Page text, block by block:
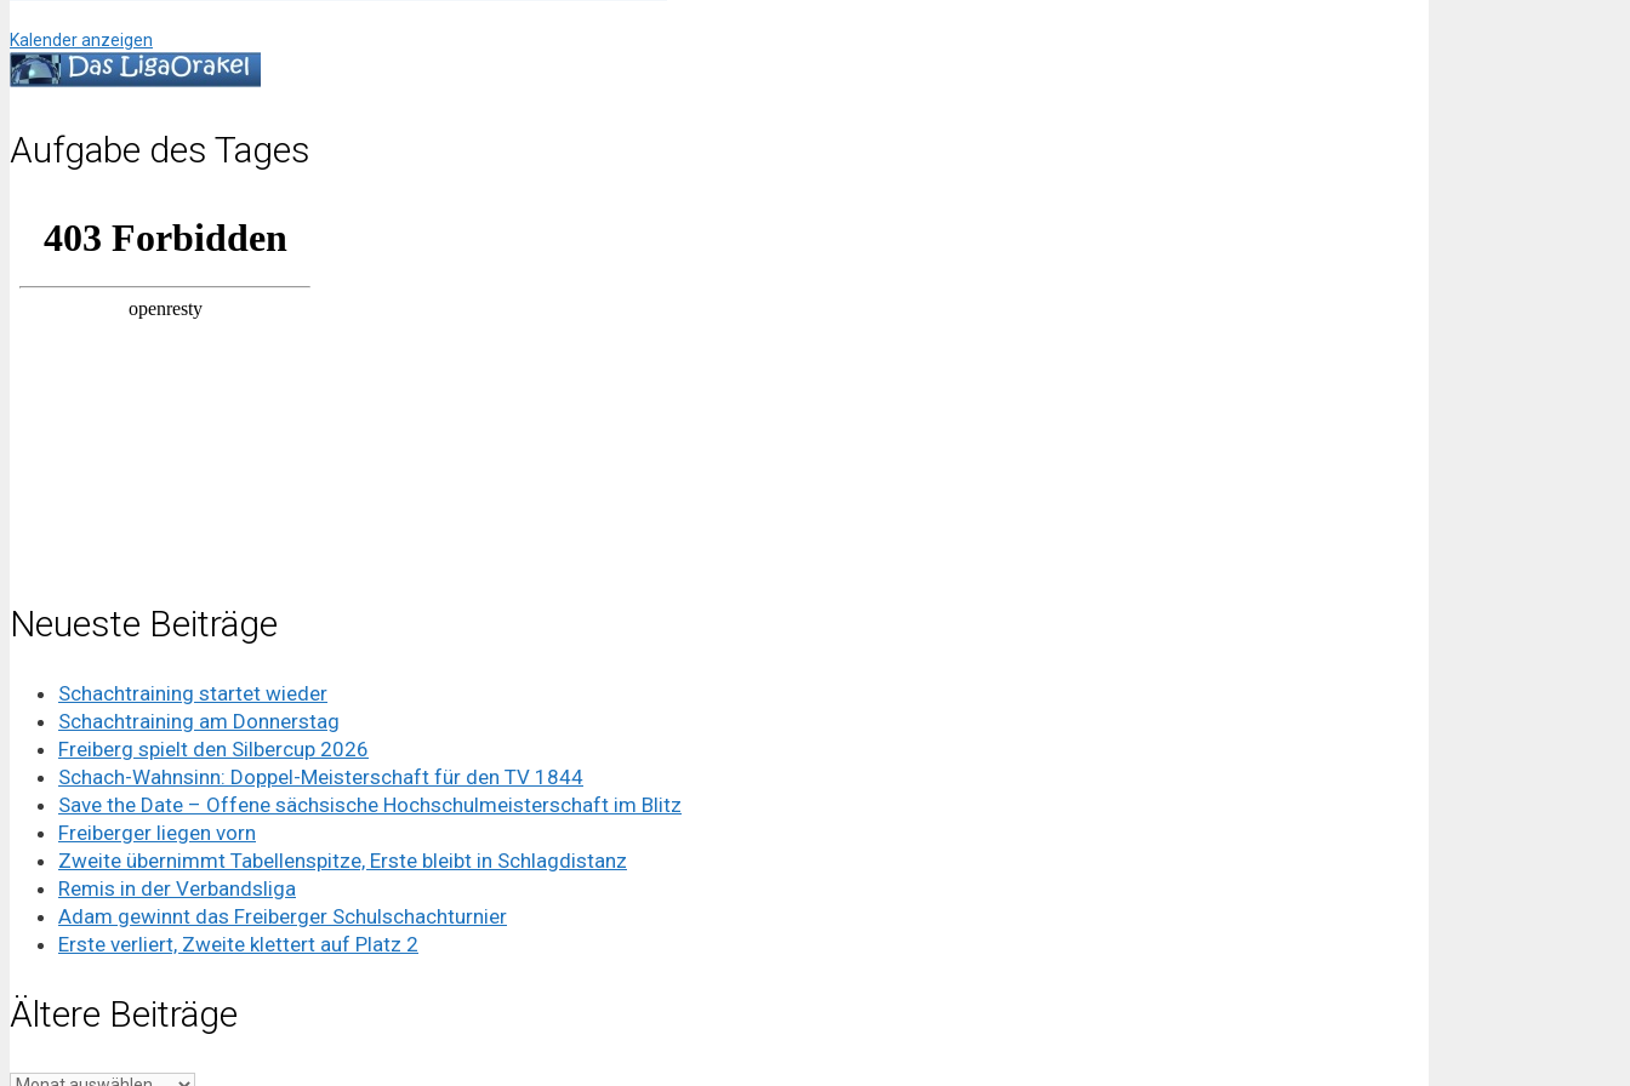
Kalender anzeigen
Aufgabe des Tages
Neueste Beiträge
Schachtraining startet wieder
Schachtraining am Donnerstag
Freiberg spielt den Silbercup 2026
Schach-Wahnsinn: Doppel-Meisterschaft für den TV 1844
Save the Date – Offene sächsische Hochschulmeisterschaft im Blitz
Freiberger liegen vorn
Zweite übernimmt Tabellenspitze, Erste bleibt in Schlagdistanz
Remis in der Verbandsliga
Adam gewinnt das Freiberger Schulschachturnier
Erste verliert, Zweite klettert auf Platz 2
Ältere Beiträge